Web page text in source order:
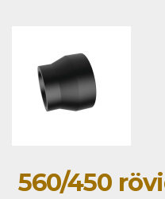
560/450